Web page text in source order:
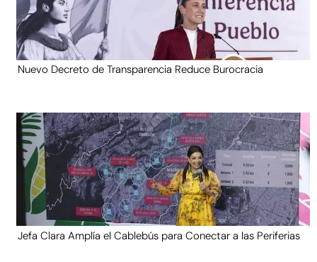
Nuevo Decreto de Transparencia Reduce Burocracia
Jefa Clara Amplía el Cablebús para Conectar a las Periferias